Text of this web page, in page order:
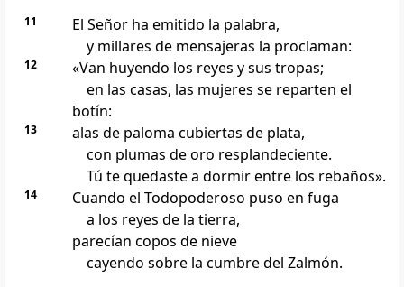
11
El Señor ha emitido la palabra,
y millares de mensajeras la proclaman:
12
«Van huyendo los reyes y sus tropas;
en las casas, las mujeres se reparten el
botín:
13
alas de paloma cubiertas de plata,
con plumas de oro resplandeciente.
Tú te quedaste a dormir entre los rebaños».
14
Cuando el Todopoderoso puso en fuga
a los reyes de la tierra,
parecían copos de nieve
cayendo sobre la cumbre del Zalmón.